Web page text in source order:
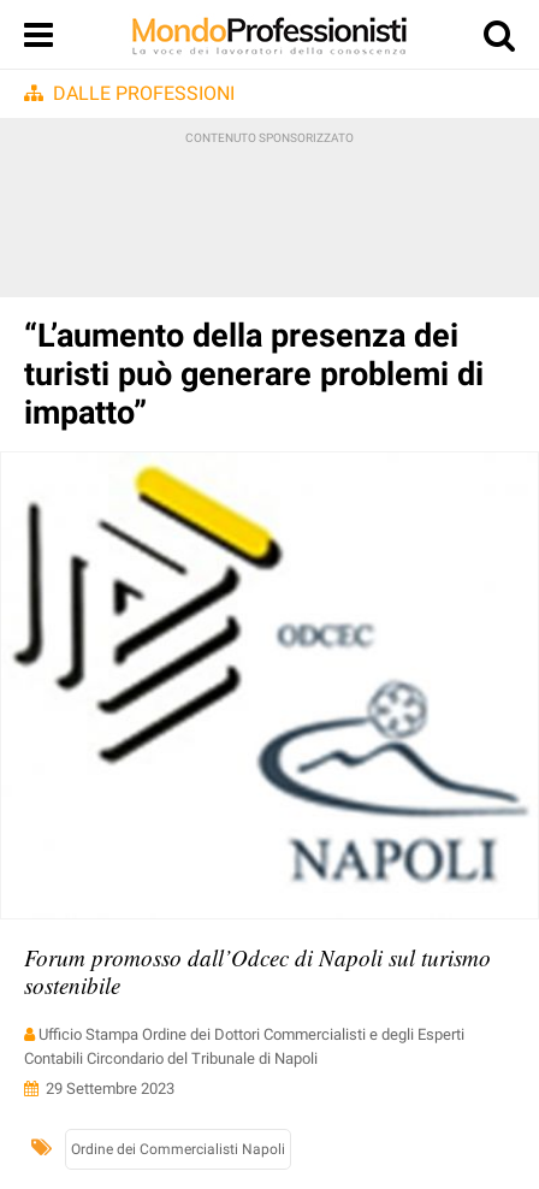
DALLE PROFESSIONI
“L’aumento della presenza dei
turisti può generare problemi di
impatto”
Forum promosso dall’Odcec di Napoli sul turismo
sostenibile
Ufficio Stampa Ordine dei Dottori Commercialisti e degli Esperti
Contabili Circondario del Tribunale di Napoli
29 Settembre 2023
Ordine dei Commercialisti Napoli